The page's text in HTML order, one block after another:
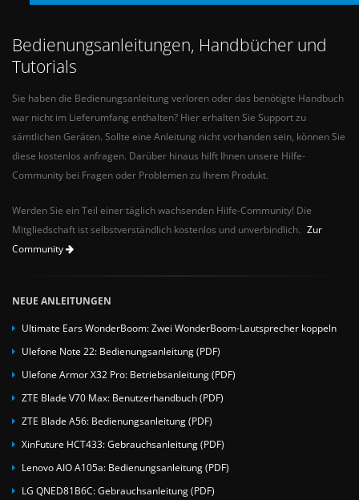
Bedienungsanleitungen, Handbücher und
Tutorials
Sie haben die Bedienungsanleitung verloren oder das benötigte Handbuch
war nicht im Lieferumfang enthalten? Hier erhalten Sie Support zu
sämtlichen Geräten. Sollte eine Anleitung nicht vorhanden sein, können Sie
diese kostenlos anfragen. Darüber hinaus hilft Ihnen unsere Hilfe-
Community bei Fragen oder Problemen zu Ihrem Produkt.
Werden Sie ein Teil einer täglich wachsenden Hilfe-Community! Die
Mitgliedschaft ist selbstverständlich kostenlos und unverbindlich. Zur
Community
NEUE ANLEITUNGEN
Ultimate Ears WonderBoom: Zwei WonderBoom-Lautsprecher koppeln
Ulefone Note 22: Bedienungsanleitung (PDF)
Ulefone Armor X32 Pro: Betriebsanleitung (PDF)
ZTE Blade V70 Max: Benutzerhandbuch (PDF)
ZTE Blade A56: Bedienungsanleitung (PDF)
XinFuture HCT433: Gebrauchsanleitung (PDF)
Lenovo AIO A105a: Bedienungsanleitung (PDF)
LG QNED81B6C: Gebrauchsanleitung (PDF)